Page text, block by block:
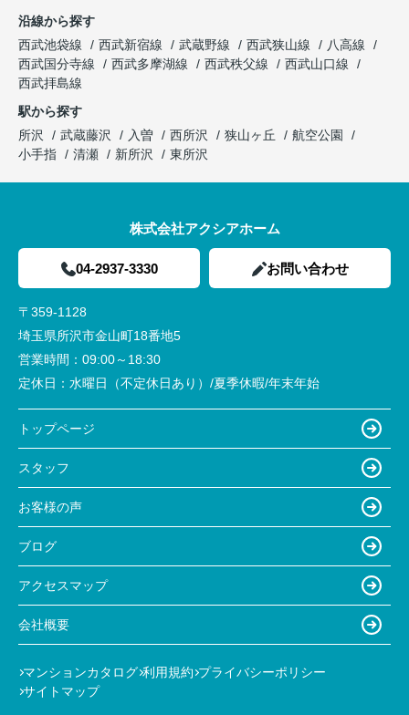
沿線から探す
西武池袋線
西武新宿線 武蔵野線 西武狭山線
八高線
西武国分寺線
西武多摩湖線 西武秩父線
西武山口線
西武拝島線
駅から探す
所沢
武蔵藤沢 入曽 西所沢 狭山ヶ丘
航空公園
小手指
清瀬 新所沢 東所沢
株式会社アクシアホーム
04-2937-3330 お問い合わせ
〒359-1128
埼玉県所沢市金山町18番地5
営業時間： 09:00～18:30
定休日： 水曜日（不定休日あり）/夏季休暇/年末年始
トップページ
スタッフ
お客様の声
ブログ
アクセスマップ
会社概要
マンションカタログ 利用規約 プライバシーポリシー
サイトマップ